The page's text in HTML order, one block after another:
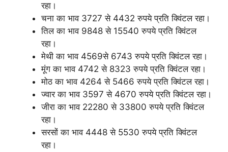
रहा।
चना का भाव 3727 से 4432 रुपये प्रति क्विंटल रहा।
तिल का भाव 9848 से 15540 रुपये प्रति क्विंटल
रहा।
मेथी का भाव 4569से 6743 रुपये प्रति क्विंटल रहा।
मूंग का भाव 4742 से 8323 रुपये प्रति क्विंटल रहा।
मोठ का भाव 4264 से 5466 रुपये प्रति क्विंटल रहा।
ज्वार का भाव 3597 से 4670 रुपये प्रति क्विंटल रहा।
जीरा का भाव 22280 से 33800 रुपये प्रति क्विंटल
रहा।
सरसों का भाव 4448 से 5530 रुपये प्रति क्विंटल
रहा।